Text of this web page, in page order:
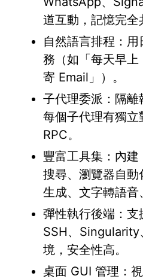
道互動，記憶完全
自然語言排程：
務（如「每天早
寄 Email」）。
子代理委派：隔
每個子代理有獨
RPC。
豐富工具集：內
搜尋、瀏覽器自
生成、文字轉語音
彈性執行後端：支
SSH、
境，安全性高。
桌面 GUI 管理：